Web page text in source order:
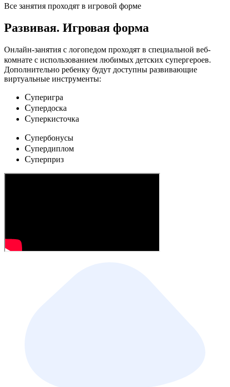
Все занятия проходят в игровой форме
Развивая. Игровая форма
Онлайн-занятия с логопедом проходят в специальной веб-
комнате с использованием любимых детских cупергероев.
Дополнительно ребенку будут доступны развивающие
виртуальные инструменты:
Cуперигра
Cупердоска
Cуперкисточка
Cупербонусы
Cупердиплом
Cуперприз